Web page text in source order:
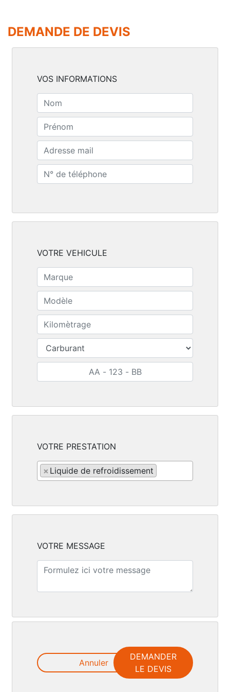
DEMANDE DE DEVIS
VOS INFORMATIONS
VOTRE VEHICULE
VOTRE PRESTATION
× Liquide de refroidissement
VOTRE MESSAGE
Annuler
DEMANDER
LE DEVIS